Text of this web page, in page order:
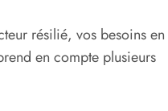
résilié, vos besoins en
en compte plusieurs